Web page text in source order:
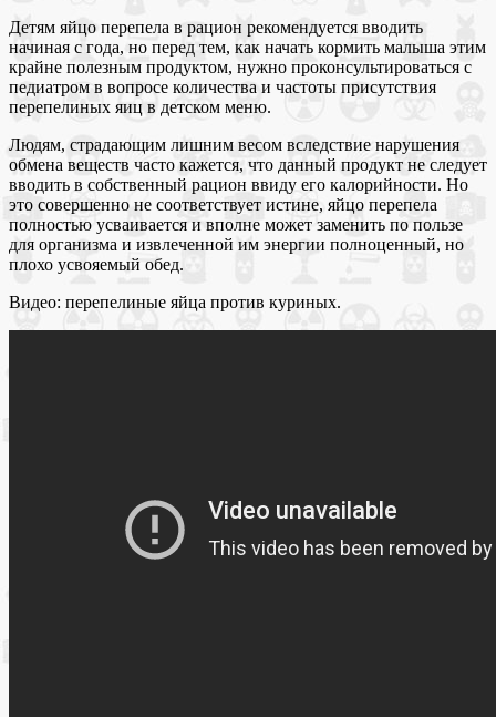
Детям яйцо перепела в рацион рекомендуется вводить
начиная с года, но перед тем, как начать кормить малыша этим
крайне полезным продуктом, нужно проконсультироваться с
педиатром в вопросе количества и частоты присутствия
перепелиных яиц в детском меню.
Людям, страдающим лишним весом вследствие нарушения
обмена веществ часто кажется, что данный продукт не следует
вводить в собственный рацион ввиду его калорийности. Но
это совершенно не соответствует истине, яйцо перепела
полностью усваивается и вполне может заменить по пользе
для организма и извлеченной им энергии полноценный, но
плохо усвояемый обед.
Видео: перепелиные яйца против куриных.